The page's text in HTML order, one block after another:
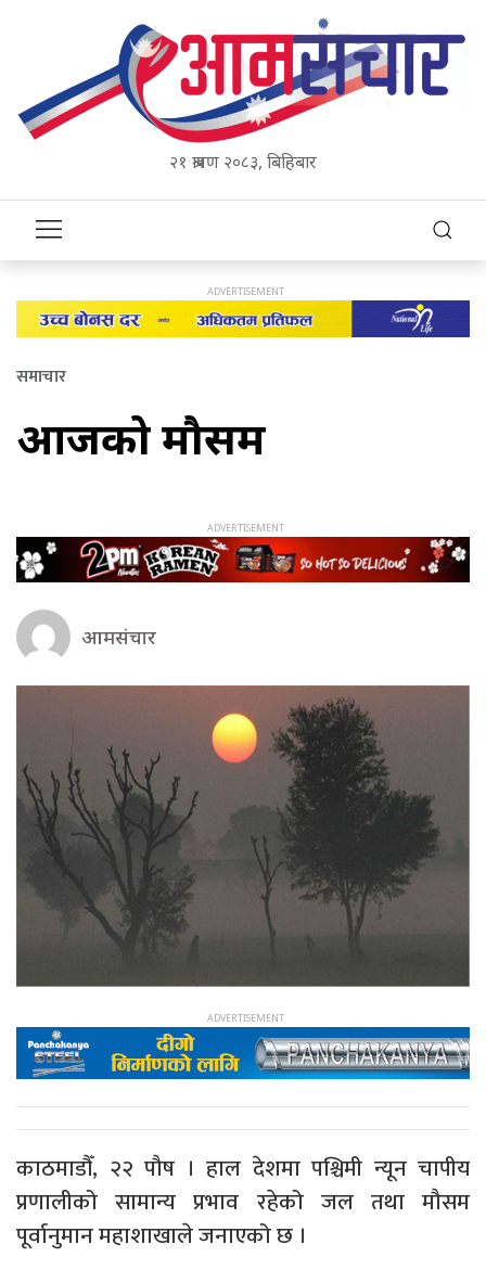
२१ श्रावण २०८३, बिहिबार
समाचार
आजको मौसम
आमसंचार
काठमाडौँ, २२ पौष । हाल देशमा पश्चिमी न्यून चापीय
प्रणालीको सामान्य प्रभाव रहेको जल तथा मौसम
पूर्वानुमान महाशाखाले जनाएको छ ।